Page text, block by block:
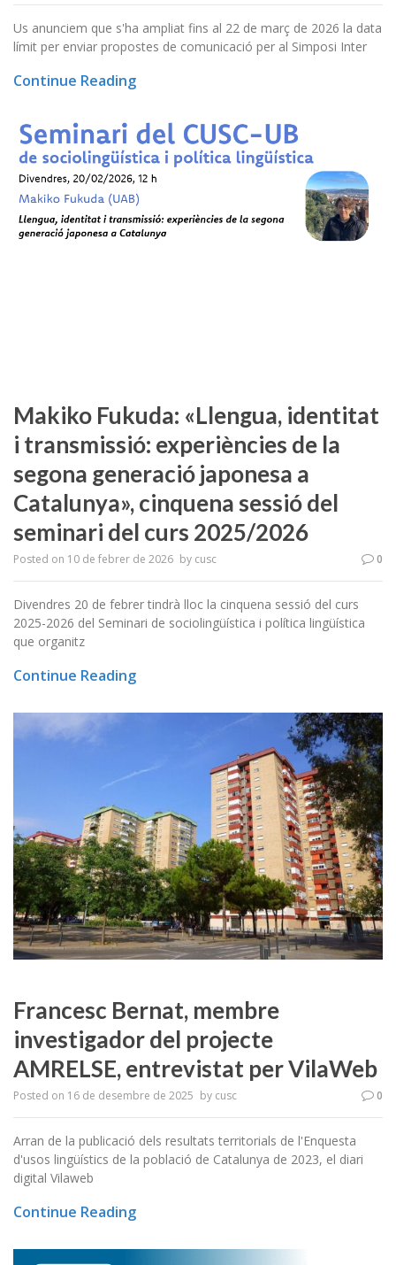
Us anunciem que s'ha ampliat fins al 22 de març de 2026 la data
límit per enviar propostes de comunicació per al Simposi Inter
Continue Reading
Makiko Fukuda: «Llengua, identitat
i transmissió: experiències de la
segona generació japonesa a
Catalunya», cinquena sessió del
seminari del curs 2025/2026
Posted on 10 de febrer de 2026 by cusc 0
Divendres 20 de febrer tindrà lloc la cinquena sessió del curs
2025-2026 del Seminari de sociolingüística i política lingüística
que organitz
Continue Reading
Francesc Bernat, membre
investigador del projecte
AMRELSE, entrevistat per VilaWeb
Posted on 16 de desembre de 2025 by cusc 0
Arran de la publicació dels resultats territorials de l'Enquesta
d'usos lingüístics de la població de Catalunya de 2023, el diari
digital Vilaweb
Continue Reading